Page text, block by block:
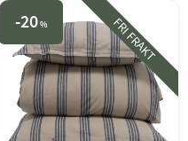
20% FRI FRAKT